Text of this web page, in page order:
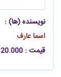
نویسنده (ها) :
اسما عارف
قیمت : 20.000 ریال